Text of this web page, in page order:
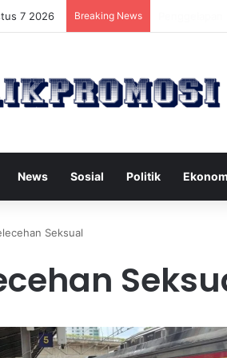
7 2026 Breaking News
News Sosial Politik
Seksual